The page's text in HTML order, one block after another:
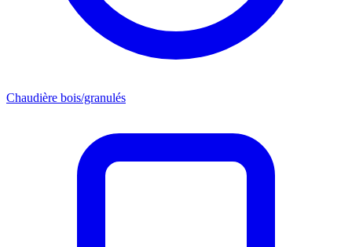
Chaudière bois/granulés